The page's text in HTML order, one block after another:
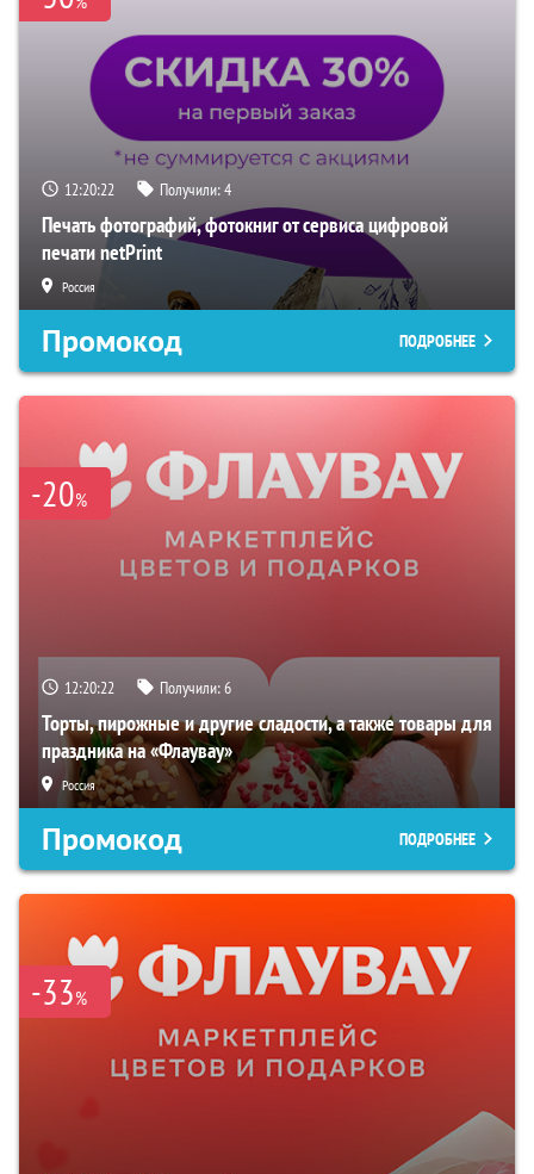
12:20:21 Получили:4
Печать фотографий, фотокниг от сервиса цифровой
печати netPrint
Россия
Промокод ПОДРОБНЕЕ
-20%
12:20:21 Получили:6
Торты, пирожные и другие сладости, а также товары для
праздника на «Флаувау»
Россия
Промокод ПОДРОБНЕЕ
-33%